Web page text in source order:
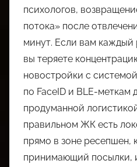
психологов,
потока» после
минут. Если вам каждый
вы теряете
новостройки с
по FaceID и BLE-меткам
продуманной
правильном ЖК есть
прямо в зоне ресепшен,
принимающий посылки,